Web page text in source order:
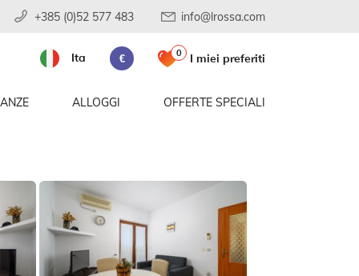
+385 (0)52 577 483 info@lrossa.com
ALLOGGI OFFERTE SPECIALI
Ita € 0 I miei preferiti